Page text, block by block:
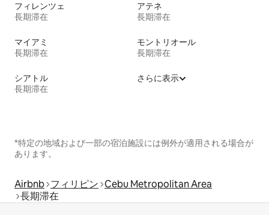
フィレンツェ
長期滞在
アテネ
長期滞在
マイアミ
長期滞在
モントリオール
長期滞在
シアトル
長期滞在
さらに表示
*特定の地域および一部の宿泊施設には例外が適用される場合が
あります。
Airbnb フィリピン Cebu Metropolitan Area
長期滞在